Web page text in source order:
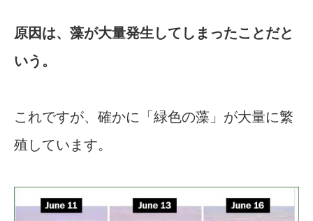
原因は、藻が大量発生してしまったことだと
いう。
これですが、確かに「緑色の藻」が大量に繁
殖しています。